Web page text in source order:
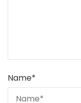
Name*